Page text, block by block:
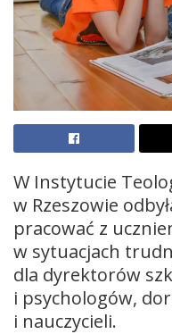
W Instytucie
w Rzeszowie
pracować z
w sytuacjach
dla dyrektorów
i psychologów,
i nauczycieli.